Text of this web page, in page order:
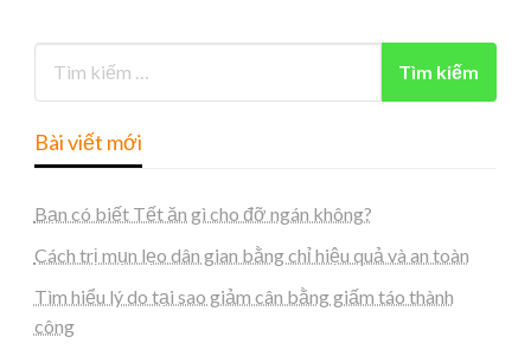
Bài viết mới
Bạn có biết Tết ăn gì cho đỡ ngán không?
Cách trị mụn lẹo dân gian bằng chỉ hiệu quả và an toàn
Tìm hiểu lý do tại sao giảm cân bằng giấm táo thành
công